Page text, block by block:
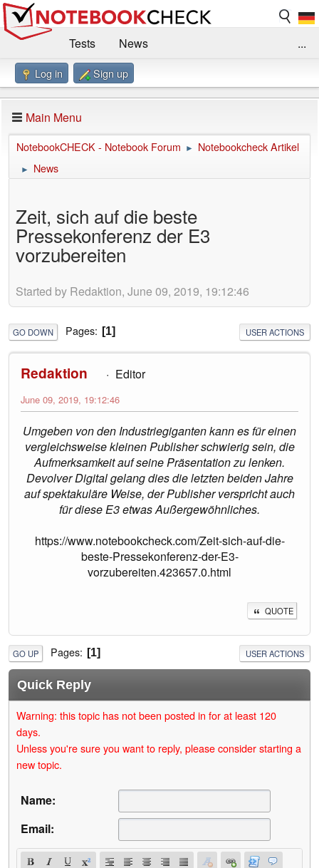
Tests
News
Benchmarks / Technik
Forum
Impressum
...
Log in Sign up
Main Menu
NotebookCHECK - Notebook Forum ► Notebookcheck Artikel
► News
Zeit, sich auf die beste
Pressekonferenz der E3
vorzubereiten
Started by Redaktion, June 09, 2019, 19:12:46
GO DOWN Pages 1 USER ACTIONS
Redaktion Editor
June 09, 2019, 19:12:46
Umgeben von den Industriegiganten kann es für einen
vergleichsweise kleinen Publisher schwierig sein, die
Aufmerksamkeit auf seine Präsentation zu lenken.
Devolver Digital gelang dies die letzten beiden Jahre
auf spektakuläre Weise, der Publisher verspricht auch
für diese E3 etwas Außergewöhnliches.
https://www.notebookcheck.com/Zeit-sich-auf-die-
beste-Pressekonferenz-der-E3-
vorzubereiten.423657.0.html
QUOTE
GO UP Pages 1 USER ACTIONS
Quick Reply
Warning: this topic has not been posted in for at least 120
days.
Unless you're sure you want to reply, please consider starting a
new topic.
Name:
Email: